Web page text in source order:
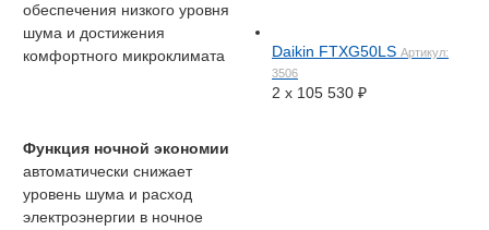
обеспечения низкого уровня
шума и достижения
комфортного микроклимата
Функция ночной экономии
автоматически снижает
уровень шума и расход
электроэнергии в ночное
Daikin FTXG50LS Артикул:
3506
2 x 105 530 ₽